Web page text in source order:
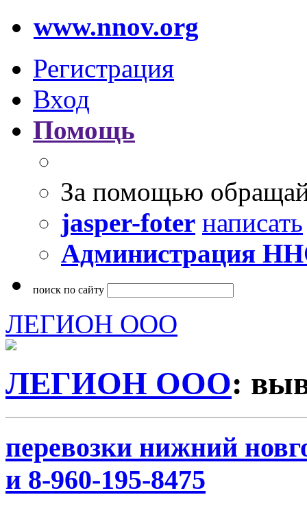
www.nnov.org
Регистрация
Вход
Помощь
За помощью
jasper-foter написать
Администрация
поиск по сайту
ЛЕГИОН ООО
ЛЕГИОН ООО:
перевозки нижний
и 8-960-195-8475